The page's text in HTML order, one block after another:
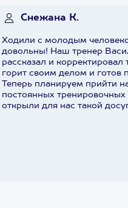
Снежана К.
Ходили с молодым
довольны! Наш тренер
рассказал и корректировал
горит своим делом и готов
Теперь планируем прийти
постоянных
открыли для нас такой